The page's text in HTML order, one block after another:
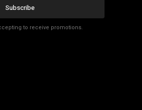
Subscribe
to receive promotions.